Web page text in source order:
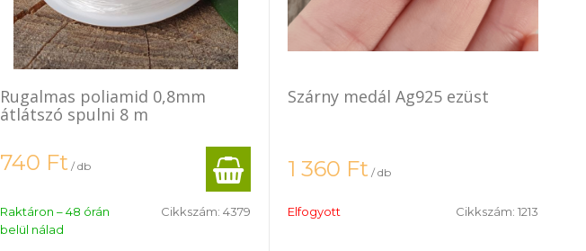
Rugalmas poliamid 0,8mm
átlátszó spulni 8 m
740 Ft / db
Raktáron – 48 órán
belül nálad
Cikkszám: 4379
Szárny medál Ag925 ezüst
1 360 Ft / db
Elfogyott Cikkszám: 1213